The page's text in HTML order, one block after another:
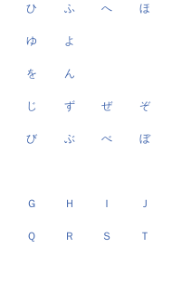
ひ ふ へ ほ
ゆ よ
を ん
じ ず ぜ ぞ
び ぶ べ ぼ
Ｇ Ｈ Ｉ Ｊ
Ｑ Ｒ Ｓ Ｔ